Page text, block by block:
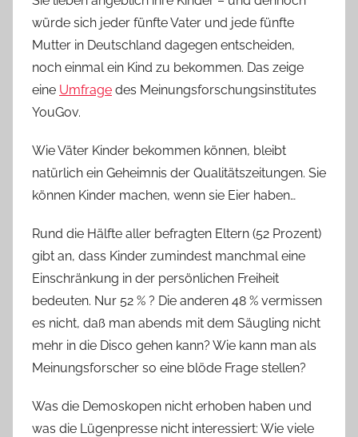
würde sich jeder fünfte Vater und jede fünfte
Mutter in Deutschland dagegen entscheiden,
noch einmal ein Kind zu bekommen. Das zeige
eine Umfrage des Meinungsforschungsinstitutes
YouGov.
Wie Väter Kinder bekommen können, bleibt
natürlich ein Geheimnis der Qualitätszeitungen. Sie
können Kinder machen, wenn sie Eier haben…
Rund die Hälfte aller befragten Eltern (52 Prozent)
gibt an, dass Kinder zumindest manchmal eine
Einschränkung in der persönlichen Freiheit
bedeuten. Nur 52 % ? Die anderen 48 % vermissen
es nicht, daß man abends mit dem Säugling nicht
mehr in die Disco gehen kann? Wie kann man als
Meinungsforscher so eine blöde Frage stellen?
Was die Demoskopen nicht erhoben haben und
was die Lügenpresse nicht interessiert: Wie viele